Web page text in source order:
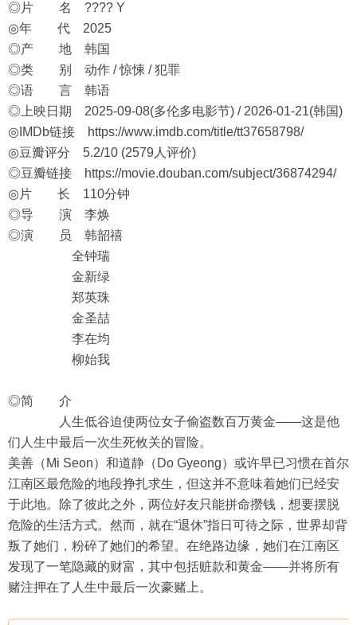
◎片 名 ???? Y
◎年 代 2025
◎产 地 韩国
◎类 别 动作 / 惊悚 / 犯罪
◎语 言 韩语
◎上映日期 2025-09-08(多伦多电影节) / 2026-01-21(韩国)
◎IMDb链接
https://www.imdb.com/title/tt37658798/
◎豆瓣评分 5.2/10 (2579人评价)
◎豆瓣链接
https://movie.douban.com/subject/36874294/
◎片 长 110分钟
◎导 演 李焕
◎演 员 韩韶禧
全钟瑞
金新绿
郑英珠
金圣喆
李在均
柳始我
◎简 介
人生低谷迫使两位女子偷盗数百万黄金——这是他
们人生中最后一次生死攸关的冒险。
美善（Mi Seon）和道静（Do Gyeong）或许早已习惯在首尔
江南区最危险的地段挣扎求生，但这并不意味着她们已经安
于此地。除了彼此之外，两位好友只能拼命攒钱，想要摆脱
危险的生活方式。然而，就在“退休”指日可待之际，世界却背
叛了她们，粉碎了她们的希望。在绝路边缘，她们在江南区
发现了一笔隐藏的财富，其中包括赃款和黄金——并将所有
赌注押在了人生中最后一次豪赌上。